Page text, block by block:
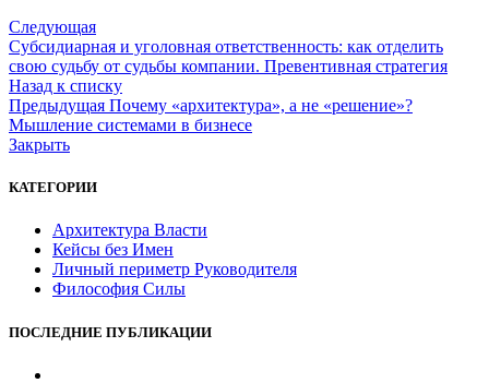
Следующая
Субсидиарная и уголовная ответственность: как отделить
свою судьбу от судьбы компании. Превентивная стратегия
Назад к списку
Предыдущая Почему «архитектура», а не «решение»?
Мышление системами в бизнесе
Закрыть
КАТЕГОРИИ
Архитектура Власти
Кейсы без Имен
Личный периметр Руководителя
Философия Силы
ПОСЛЕДНИЕ ПУБЛИКАЦИИ